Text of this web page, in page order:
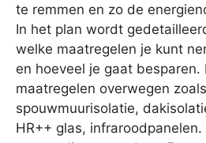
te remmen en zo de
In het plan wordt
welke maatregelen je kunt
en hoeveel je gaat besparen.
maatregelen overwegen
spouwmuurisolatie,
HR++ glas,